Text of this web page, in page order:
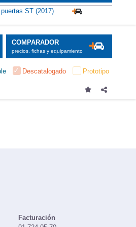
COMPARADOR
precios, fichas y equipamiento
Descatalogado Prototipo
ST (2017)
Facturación